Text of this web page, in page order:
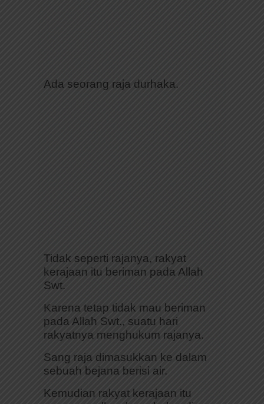
Ada seorang raja durhaka.
Tidak seperti rajanya, rakyat
kerajaan itu beriman pada Allah
Swt.
Karena tetap tidak mau beriman
pada Allah Swt., suatu hari
rakyatnya menghukum rajanya.
Sang raja dimasukkan ke dalam
sebuah bejana berisi air.
Kemudian rakyat kerajaan itu